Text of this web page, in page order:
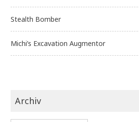
Stealth Bomber
Michi’s Excavation Augmentor
Archiv